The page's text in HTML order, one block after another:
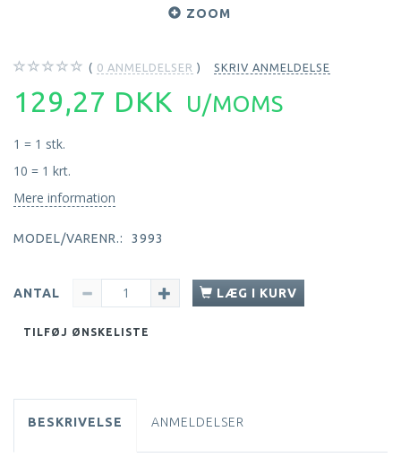
ZOOM
0 ANMELDELSER SKRIV ANMELDELSE
129,27 DKK U/MOMS
1 = 1 stk.
10 = 1 krt.
Mere information
MODEL/VARENR.: 3993
ANTAL LÆG I KURV
TILFØJ ØNSKELISTE
BESKRIVELSE ANMELDELSER